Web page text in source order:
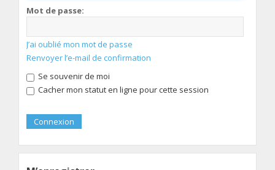
Mot de passe:
J’ai oublié mon mot de passe
Renvoyer l’e-mail de confirmation
Se souvenir de moi
Cacher mon statut en ligne pour cette session